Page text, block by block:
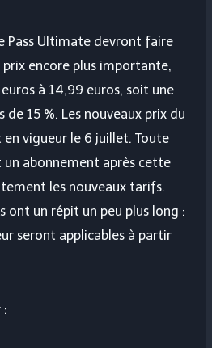
Pass Ultimate devront faire
prix encore plus importante,
à 14,99 euros, soit une
de 15 %. Les nouveaux prix du
en vigueur le 6 juillet. Toute
un abonnement après cette
les nouveaux tarifs.
ont un répit un peu plus long :
seront applicables à partir
: